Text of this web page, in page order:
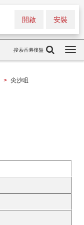
安裝
開啟
搜索香港樓盤
> 尖沙咀